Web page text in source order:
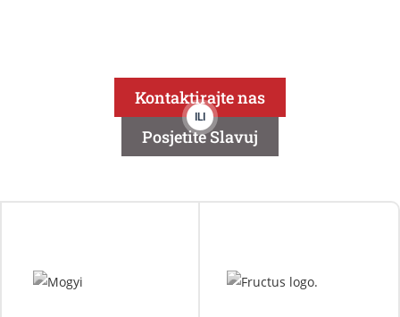
Kontaktirajte nas
ILI
Posjetite Slavuj